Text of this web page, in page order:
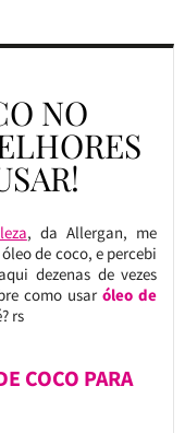
NO
, da Allergan, me
de coco, e percebi
dezenas de vezes
como usaróleo de
rs
COCO PARA